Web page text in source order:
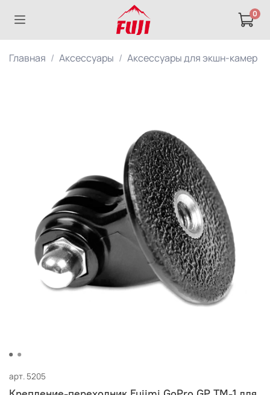
0
Главная Аксессуары Аксессуары для экшн-камер
арт. 5205